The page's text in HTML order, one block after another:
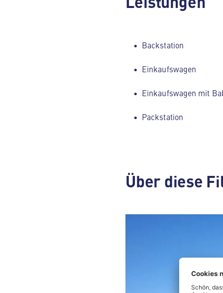
Backstation
Einkaufswagen
Einkaufswagen mit
Packstation
Über diese